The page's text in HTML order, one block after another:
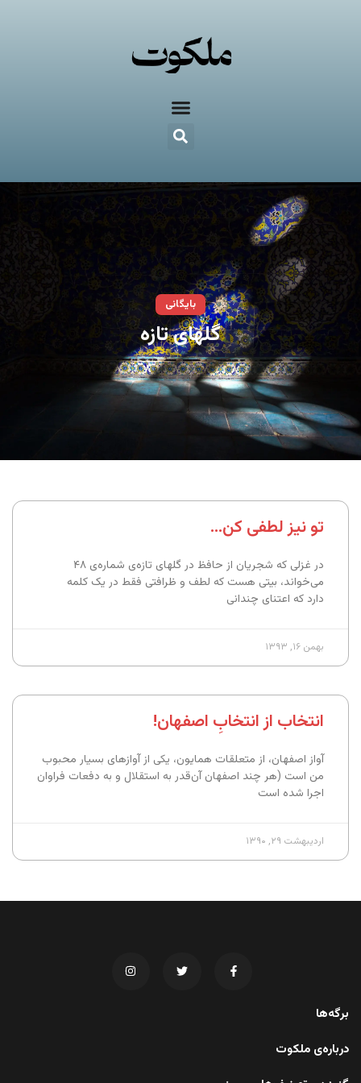
بایگانی
گلهای تازه
تو نیز لطفی کن…
در غزلی که شجریان از حافظ در گلهای تازه‌ی شماره‌ی ۴۸
می‌خواند، بیتی هست که لطف و ظرافتی فقط در یک کلمه
دارد که اعتنای چندانی
بهمن ۱۶, ۱۳۹۳
انتخاب از انتخابِ اصفهان!
آواز اصفهان، از متعلقات همایون، یکی از آوازهای بسیار محبوب
من است (هر چند اصفهان آن‌قدر به استقلال و به دفعات فراوان
اجرا شده است
اردیبهشت ۲۹, ۱۳۹۰
برگه‌ها
درباره‌ی ملکوت